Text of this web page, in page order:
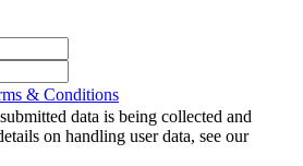
& Conditions
data is being collected and
on handling user data, see our